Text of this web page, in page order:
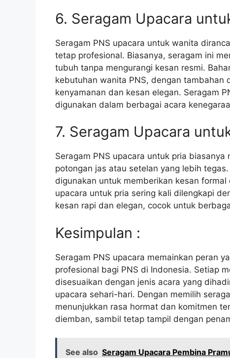
6. Seragam Upacara
Seragam PNS upacara untuk wanita
tetap profesional. Biasanya, seragam ini
tubuh tanpa mengurangi kesan resmi.
kebutuhan wanita PNS, dengan
kenyamanan dan kesan elegan. Seragam
digunakan dalam berbagai acara
7. Seragam Upacara
Seragam PNS upacara untuk pria
potongan jas atau setelan yang lebih
digunakan untuk memberikan kesan
upacara untuk pria sering kali dilengkapi
kesan rapi dan elegan, cocok untuk
Kesimpulan :
Seragam PNS upacara memainkan peran
profesional bagi PNS di Indonesia. Setiap
disesuaikan dengan jenis acara yang
upacara sehari-hari. Dengan memilih
menunjukkan rasa hormat dan komitmen
diemban, sambil tetap tampil dengan
See also Seragam Upacara Pembina